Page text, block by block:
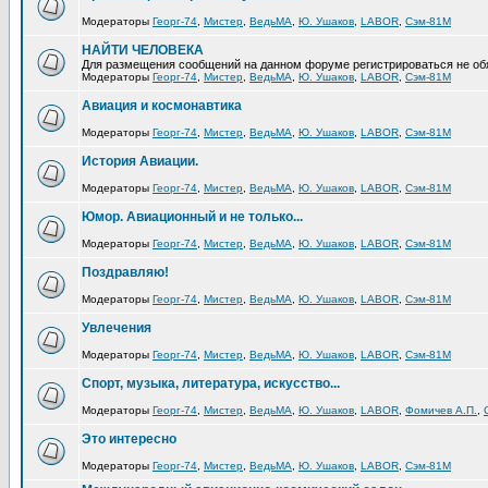
Модераторы Георг-74 Мистер ВедьМА Ю. Ушаков LABOR Сэм-81М
НАЙТИ ЧЕЛОВЕКА
Для размещения сообщений на данном форуме регистрироваться не
Модераторы Георг-74 Мистер ВедьМА Ю. Ушаков LABOR Сэм-81М
Авиация и космонавтика
Модераторы Георг-74 Мистер ВедьМА Ю. Ушаков LABOR Сэм-81М
История Авиации.
Модераторы Георг-74 Мистер ВедьМА Ю. Ушаков LABOR Сэм-81М
Юмор. Авиационный и не только...
Модераторы Георг-74 Мистер ВедьМА Ю. Ушаков LABOR Сэм-81М
Поздравляю!
Модераторы Георг-74 Мистер ВедьМА Ю. Ушаков LABOR Сэм-81М
Увлечения
Модераторы Георг-74 Мистер ВедьМА Ю. Ушаков LABOR Сэм-81М
Спорт, музыка, литература, искусство...
Модераторы Георг-74 Мистер ВедьМА Ю. Ушаков LABOR Фомичев А.П.
Это интересно
Модераторы Георг-74 Мистер ВедьМА Ю. Ушаков LABOR Сэм-81М